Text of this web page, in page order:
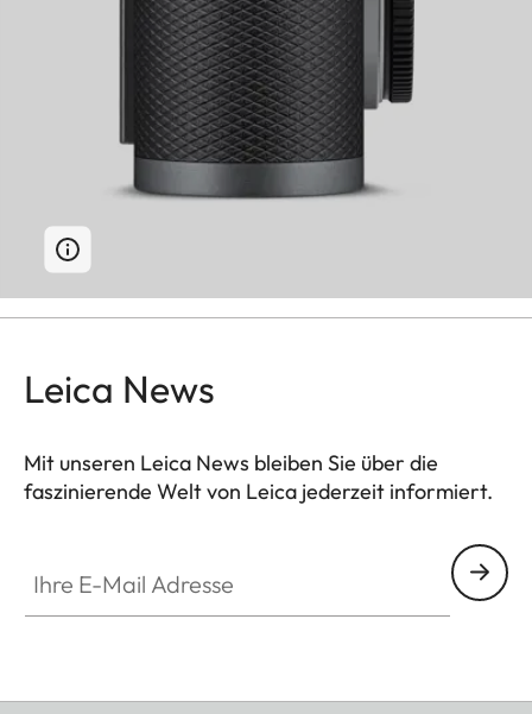
Leica News
Mit unseren Leica News bleiben Sie über die
faszinierende Welt von Leica jederzeit informiert.